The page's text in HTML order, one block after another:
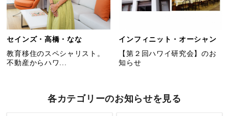
セインズ・高橋・なな
教育移住のスペシャリスト。
不動産からハワ...
インフィニット・オーシャン
【第２回ハワイ研究会】のお
知らせ
各カテゴリーのお知らせを見る